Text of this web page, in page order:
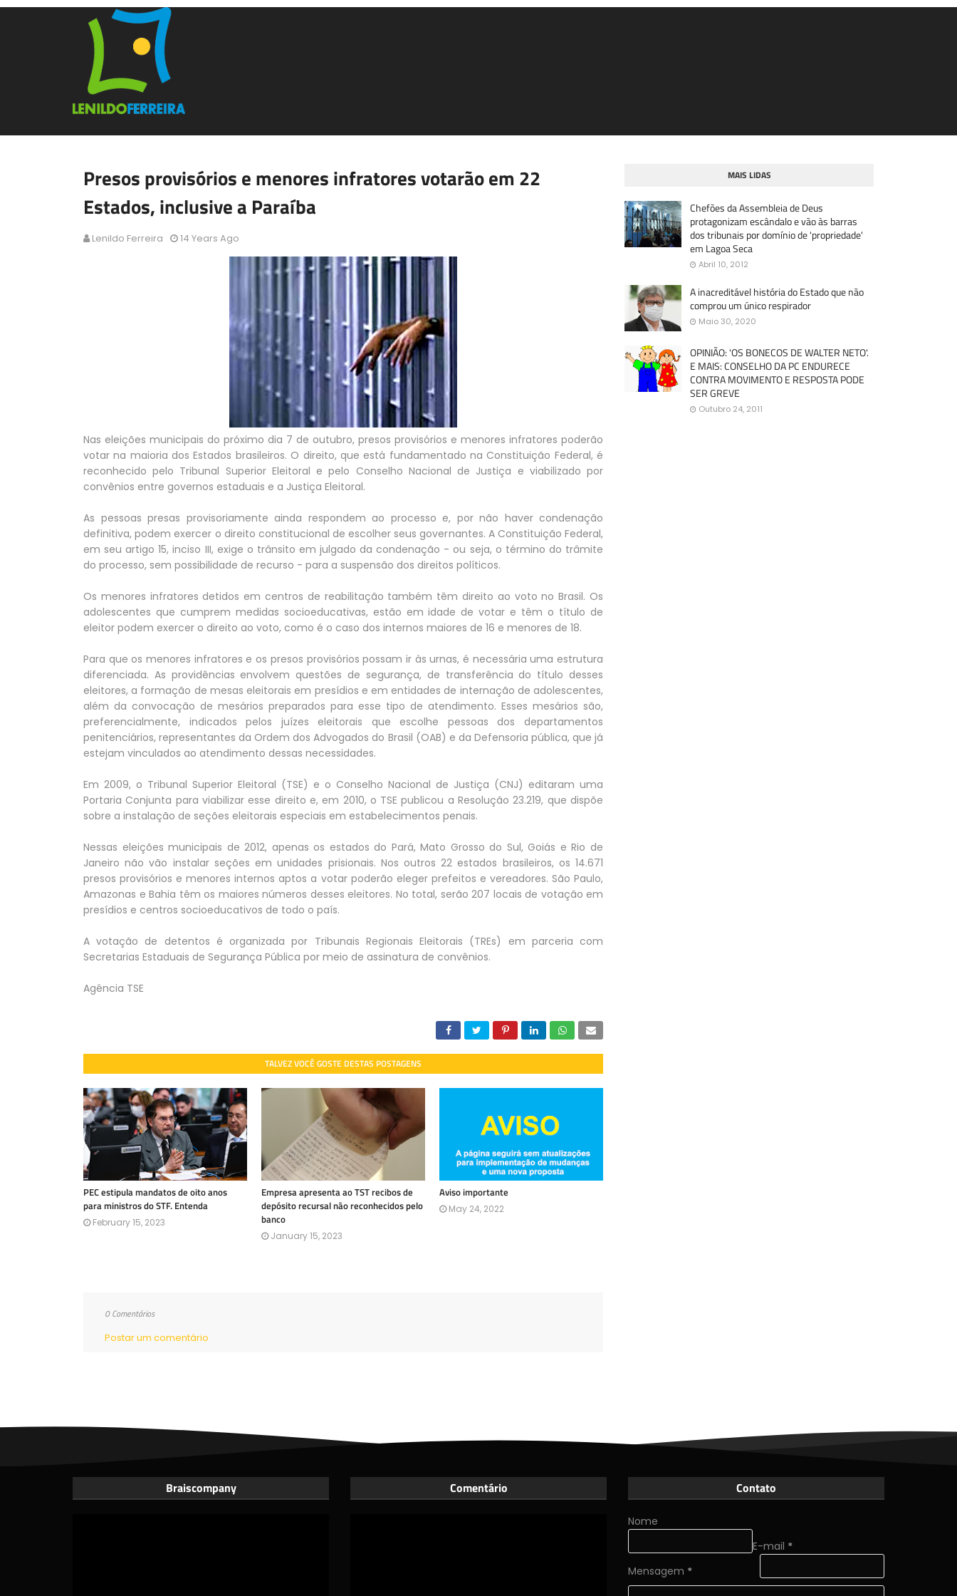
Presos provisórios e menores infratores votarão em 22
Estados, inclusive a Paraíba
Lenildo Ferreira 14 Years Ago
Nas eleições municipais do próximo dia 7 de outubro, presos provisórios e menores infratores poderão
votar na maioria dos Estados brasileiros. O direito, que está fundamentado na Constituição Federal, é
reconhecido pelo Tribunal Superior Eleitoral e pelo Conselho Nacional de Justiça e viabilizado por
convênios entre governos estaduais e a Justiça Eleitoral.
As pessoas presas provisoriamente ainda respondem ao processo e, por não haver condenação
definitiva, podem exercer o direito constitucional de escolher seus governantes. A Constituição Federal,
em seu artigo 15, inciso III, exige o trânsito em julgado da condenação - ou seja, o término do trâmite
do processo, sem possibilidade de recurso - para a suspensão dos direitos políticos.
Os menores infratores detidos em centros de reabilitação também têm direito ao voto no Brasil. Os
adolescentes que cumprem medidas socioeducativas, estão em idade de votar e têm o título de
eleitor podem exercer o direito ao voto, como é o caso dos internos maiores de 16 e menores de 18.
Para que os menores infratores e os presos provisórios possam ir às urnas, é necessária uma estrutura
diferenciada. As providências envolvem questões de segurança, de transferência do título desses
eleitores, a formação de mesas eleitorais em presídios e em entidades de internação de adolescentes,
além da convocação de mesários preparados para esse tipo de atendimento. Esses mesários são,
preferencialmente, indicados pelos juízes eleitorais que escolhe pessoas dos departamentos
penitenciários, representantes da Ordem dos Advogados do Brasil (OAB) e da Defensoria pública, que já
estejam vinculados ao atendimento dessas necessidades.
Em 2009, o Tribunal Superior Eleitoral (TSE) e o Conselho Nacional de Justiça (CNJ) editaram uma
Portaria Conjunta para viabilizar esse direito e, em 2010, o TSE publicou a Resolução 23.219, que dispõe
sobre a instalação de seções eleitorais especiais em estabelecimentos penais.
Nessas eleições municipais de 2012, apenas os estados do Pará, Mato Grosso do Sul, Goiás e Rio de
Janeiro não vão instalar seções em unidades prisionais. Nos outros 22 estados brasileiros, os 14.671
presos provisórios e menores internos aptos a votar poderão eleger prefeitos e vereadores. São Paulo,
Amazonas e Bahia têm os maiores números desses eleitores. No total, serão 207 locais de votação em
presídios e centros socioeducativos de todo o país.
A votação de detentos é organizada por Tribunais Regionais Eleitorais (TREs) em parceria com
Secretarias Estaduais de Segurança Pública por meio de assinatura de convênios.
Agência TSE
TALVEZ VOCÊ GOSTE DESTAS POSTAGENS
PEC estipula mandatos de oito anos
para ministros do STF. Entenda
February 15, 2023
Empresa apresenta ao TST recibos de
depósito recursal não reconhecidos pelo
banco
January 15, 2023
Aviso importante
May 24, 2022
0 Comentários
Postar um comentário
MAIS LIDAS
Chefões da Assembleia de Deus
protagonizam escândalo e vão às barras
dos tribunais por domínio de 'propriedade'
em Lagoa Seca
Abril 10, 2012
A inacreditável história do Estado que não
comprou um único respirador
Maio 30, 2020
OPINIÃO: 'OS BONECOS DE WALTER NETO'.
E MAIS: CONSELHO DA PC ENDURECE
CONTRA MOVIMENTO E RESPOSTA PODE
SER GREVE
Outubro 24, 2011
Braiscompany Comentário Contato
Nome
E-mail *
Mensagem *